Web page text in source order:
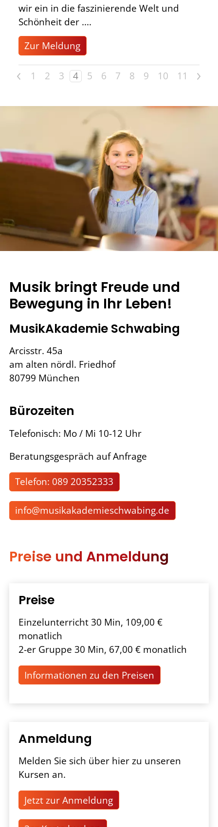
wir ein in die faszinierende Welt und
Schönheit der ....
Zur Meldung
< 1 2 3 4 5 6 7 8 9 10 11 >
Musik bringt Freude und
Bewegung in Ihr Leben!
MusikAkademie Schwabing
Arcisstr. 45a
am alten nördl. Friedhof
80799 München
Bürozeiten
Telefonisch: Mo / Mi 10-12 Uhr
Beratungsgespräch auf Anfrage
Telefon: 089 20352333
nf m s k k d m schw b ng d
Preise und Anmeldung
Preise
Einzelunterricht 30 Min, 109,00 €
monatlich
2-er Gruppe 30 Min, 67,00 € monatlich
Informationen zu den Preisen
Anmeldung
Melden Sie sich über hier zu unseren
Kursen an.
Jetzt zur Anmeldung